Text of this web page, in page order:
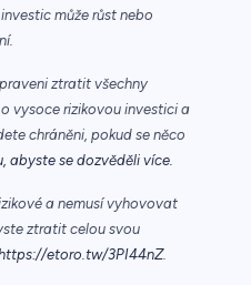
může růst nebo
ztratit všechny
vysoce rizikovou investici a
chráněni, pokud se něco
abyste se dozvěděli více.
a nemusí vyhovovat
ztratit celou svou
etoro.tw/3PI44nZ.